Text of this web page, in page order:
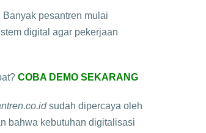
pesantren mulai
digital agar pekerjaan
COBA DEMO SEKARANG
sudah dipercaya oleh
bahwa kebutuhan digitalisasi